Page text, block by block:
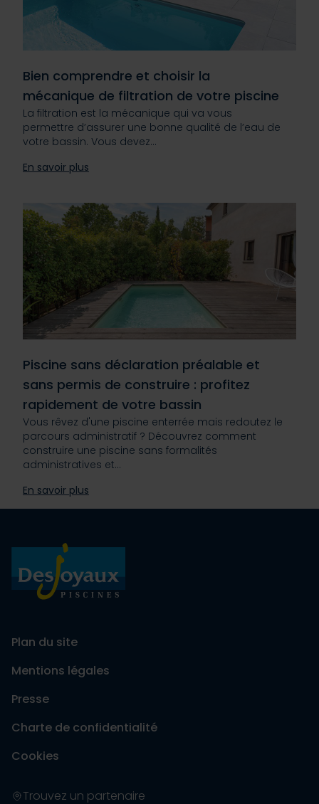
Bien comprendre et choisir la
mécanique de filtration de votre piscine
La filtration est la mécanique qui va vous
permettre d’assurer une bonne qualité de l’eau de
votre bassin. Vous devez…
En savoir plus
Piscine sans déclaration préalable et
sans permis de construire : profitez
rapidement de votre bassin
Vous rêvez d'une piscine enterrée mais redoutez le
parcours administratif ? Découvrez comment
construire une piscine sans formalités
administratives et…
En savoir plus
Plan du site
Mentions légales
Presse
Charte de confidentialité
Cookies
Trouvez un partenaire